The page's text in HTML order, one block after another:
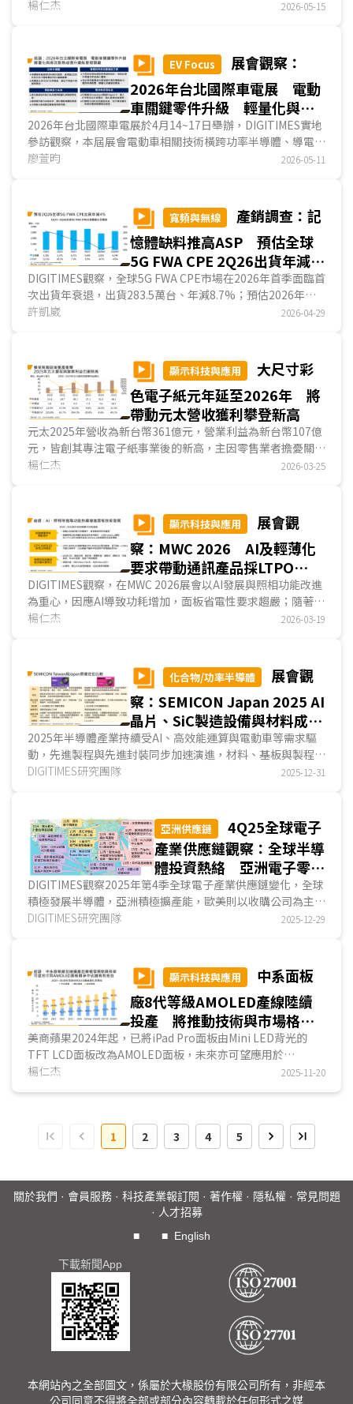
FOPLP取代FOWLP，透過「以方代圓」提升生產效率，而面
LCD產線發展FOPLP事業的業者，近期亦展示具有10層RDL
的RDL-First樣品，宣示其抵抗玻璃基板翹曲問題已初見成
效，並力圖於近1~2年內將相關技術導入量產；友達選擇暫時
迴避與封測廠直接競爭，先行發展衛星天線、光通訊等RDL製
程相關應用，積累技術實力；夏普 則透過售廠予封測廠AOI電
子，並提供必要技術..
楊仁杰 2026-05-15
EV Focus
展會觀察：
2026年台北國際車電展 電動
車關鍵零件升級 輕量化與高
效散熱成提升續航里程關鍵
2026年台北國際車電展於4月14~17日舉辦，DIGITIMES實地
參訪觀察，本屆展會電動車相關技術橫跨功率半導體、導電材
料與高壓連接方案、動力系統及電池熱管理系統四大面向，各
廖萱昀 2026-05-11
寬頻與無線
產銷調查：記
憶體缺料推高ASP 預估全球
5G FWA CPE 2Q26出貨年減
4% ASP反向支撐產值韌性
DIGITIMES觀察，全球5G FWA CPE市場在2026年首季面臨首
次出貨年衰退，出貨283.5萬台、年減8.7%；預估2026年第2
季回升至324.0萬台、年減幅度縮小至4%，降幅逐季收斂，
減幅度僅1.3%，明顯優於出貨量4%的衰退，ASP上行成為支
撐產值韌性的關鍵。台廠2026年第1季5G FWA CPE出貨
185.43萬台、年減2.97%，降幅遠小於全球均值，並憑藉多元
區域客戶結構、較高的營運商直供比重及供應鏈彈性，持續維
持全球約6成市佔。...
許凱崴 2026-04-29
顯示科技與應用
大尺寸彩
色電子紙元年延至2026年 將
帶動元太營收獲利攀登新高
元太2025年營收為新台幣361億元，營業利益為新台幣107億
元，皆創其專注電子紙事業後的新高，主因零售業者擔憂關稅
可能導致零售價格變動頻繁，反助長電子標籤出貨。
如預期，使大尺寸彩色電子紙元年需延至2026年，基於能源
供需長短期因素皆傾向失調，節能性佳的電子紙可望加速取代
數位看板用TFT LCD及LED，並帶動元太營收獲利持續成
長。...
楊仁杰 2026-03-25
顯示科技與應用
展會觀
察：MWC 2026 AI及輕薄化
要求帶動通訊產品採LTPO
AMOLED比重增加
DIGITIMES觀察，在MWC 2026展會以AI發展與照相功能改進
為重心，因應AI導致功耗增加，面板省電性要求趨嚴；隨著照
相功能改善，DCI-P3 100%的色彩飽和度成為高階智慧型手
品採用...
楊仁杰 2026-03-19
化合物/功率半導體
展會觀
察：SEMICON Japan 2025 AI
晶片、SiC製造設備與材料成市
場焦點
2025年半導體產業持續受AI、高效能運算與電動車等需求驅
動，先進製程與先進封裝同步加速演進，材料、基板與製程設
備的重要性顯著提升。從SEMICON Japan 2025的展示...
DIGITIMES研究團隊 2025-12-31
亞洲供應鏈
4Q25全球電子
產業供應鏈觀察：全球半導
體投資熱絡 亞洲電子零組
件擴廠受AI推動 中韓將再
面對面板競局 資料中心熱
點聚焦美、中、印大型市場
DIGITIMES觀察2025年第4季全球電子產業供應鏈變化，全球
積極發展半導體，亞洲積極擴產能，歐美則以收購公司為主；
電子零組件方面，亞洲擴產動能為AI需求，歐美則成為業者減
者布局方面...
DIGITIMES研究團隊 2025-12-29
顯示科技與應用
中系面板
廠8代等級AMOLED產線陸續
投產 將推動技術與市場格局
轉變
美商蘋果2024年起，已將iPad Pro面板由Mini LED背光的
TFT LCD面板改為AMOLED面板，未來亦可望應用於
MacBook、iPad mini等產品，非蘋業者亦有機會跟進。
信諾則透過引進新興AMOLED生產技術設置8.6代產線，因
此，DIGITIMES預測，若不計WOLED、QD-OLED產能，
2027年中系AMOLED面板產能可望超越韓廠...
楊仁杰 2025-11-20
1 2 3 4 5
關於我們 · 會員服務· 科技產業報訂閱 · 著作權· 隱私權· 常見問題
· 人才招募
■
■ English
下載新聞App
本網站內之全部圖文，係屬於大椽股份有限公司所有，非經本
公司同意不得將全部或部分內容轉載於任何形式之媒